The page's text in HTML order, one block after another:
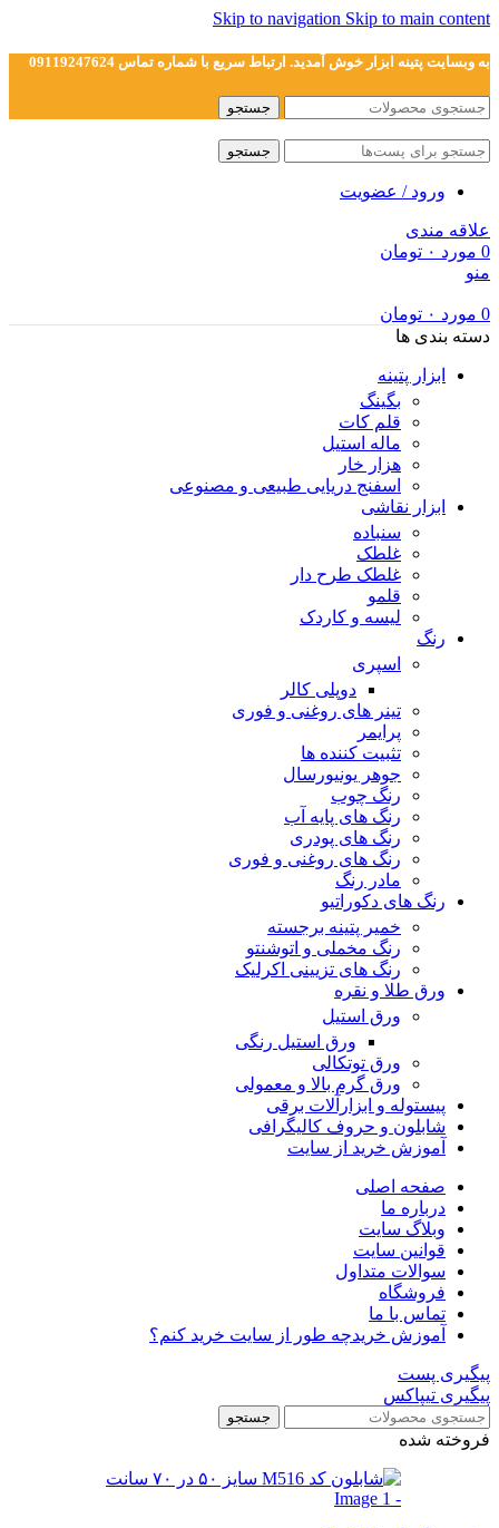
Skip to navigation Skip to main content
به وبسایت پتینه ابزار خوش آمدید. ارتباط سریع با شماره تماس 09119247624
جستجو
جستجو
ورود / عضویت
علاقه مندی
0 مورد ۰ تومان
منو
0 مورد ۰ تومان
دسته بندی ها
ابزار پتینه
بگینگ
قلم کات
ماله استیل
هزار خار
اسفنج دریایی طبیعی و مصنوعی
ابزار نقاشی
سنباده
غلطک
غلطک طرح دار
قلمو
لیسه و کاردک
رنگ
اسپری
دوپلی کالر
تینر های روغنی و فوری
پرایمر
تثبیت کننده ها
جوهر یونیورسال
رنگ چوب
رنگ‌ های پایه آب
رنگ های پودری
رنگ‌ های روغنی و فوری
مادر رنگ
رنگ های دکوراتیو
خمیر پتینه برجسته
رنگ مخملی و اتوشنتو
رنگ های تزیینی اکرلیک
ورق طلا و نقره
ورق استیل
ورق استیل رنگی
ورق توتکالی
ورق گرم بالا و معمولی
پیستوله و ابزارآلات برقی
شابلون و حروف کالیگرافی
آموزش خرید از سایت
صفحه اصلی
درباره ما
وبلاگ سایت
قوانین سایت
سوالات متداول
فروشگاه
تماس با ما
آموزش خریدچه طور از سایت خرید کنم؟
پیگیری پست
پیگیری تیپاکس
جستجو
فروخته شده